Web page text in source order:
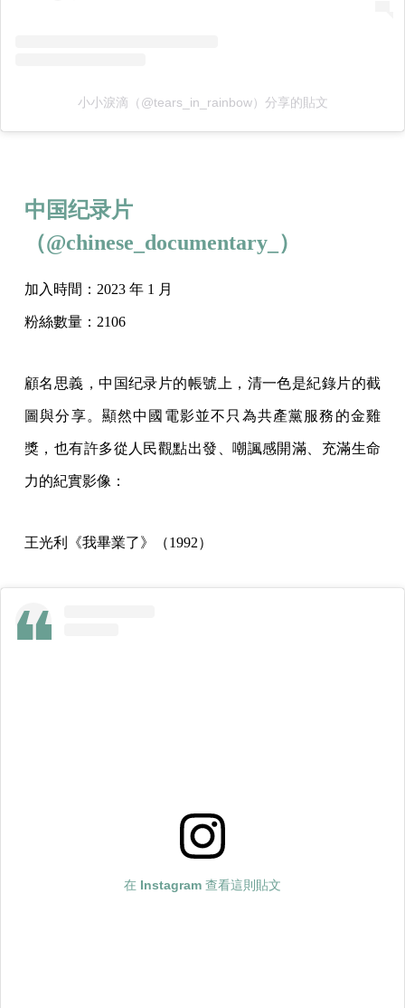
小小淚滴（@tears_in_rainbow）分享的貼文
中国纪录片
（@chinese_documentary_）
加入時間：2023 年 1 月
粉絲數量：2106
顧名思義，中国纪录片的帳號上，清一色是紀錄片的截
圖與分享。顯然中國電影並不只為共產黨服務的金雞
獎，也有許多從人民觀點出發、嘲諷感開滿、充滿生命
力的紀實影像：
王光利《我畢業了》（1992）
在 Instagram 查看這則貼文